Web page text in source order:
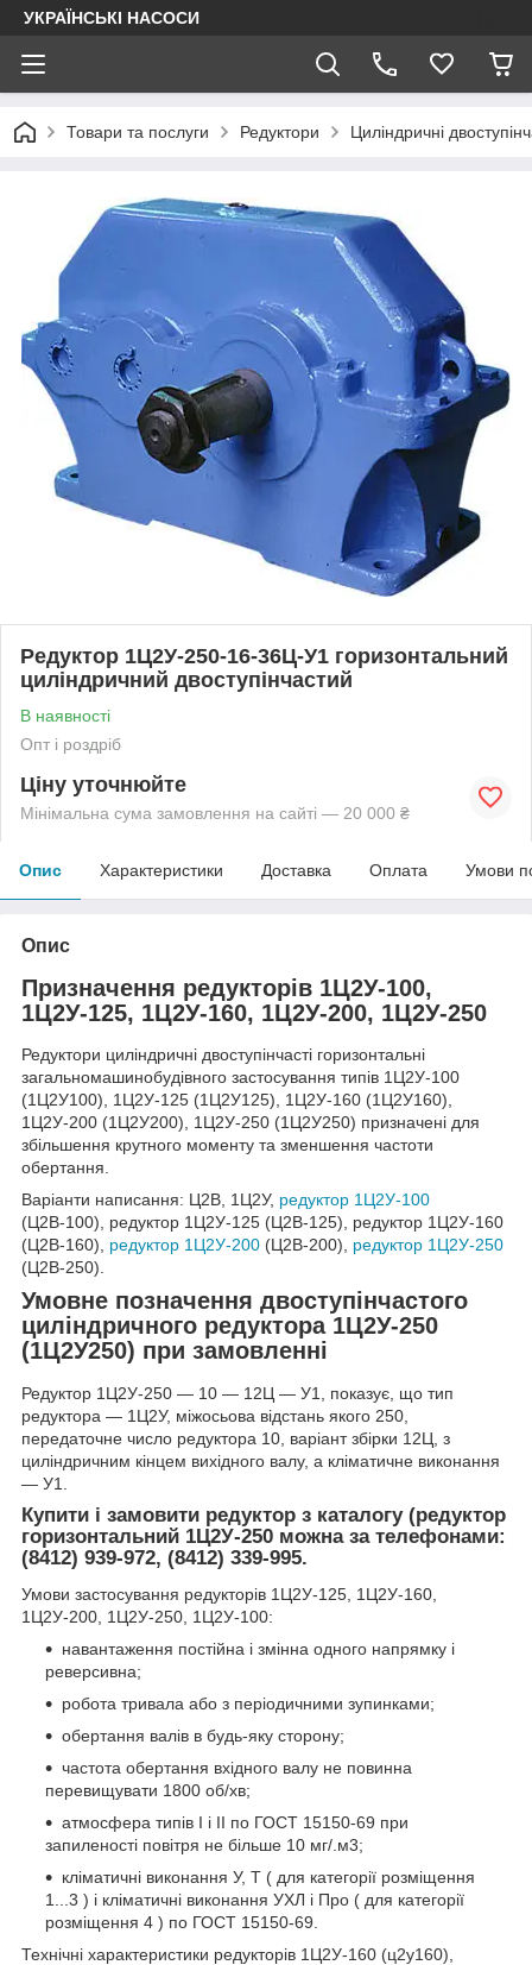
УКРАЇНСЬКІ НАСОСИ
Товари та послуги Редуктори Циліндричні
Редуктор 1Ц2У-250-16-36Ц-У1 горизонтальний
циліндричний двоступінчастий
В наявності
Опт і роздріб
Ціну уточнюйте
Мінімальна сума замовлення на сайті — 20 000 ₴
Опис Характеристики Доставка Оплата Умови
Опис
Призначення редукторів 1Ц2У-100,
1Ц2У-125, 1Ц2У-160, 1Ц2У-200, 1Ц2У-250
Редуктори циліндричні двоступінчасті горизонтальні
загальномашинобудівного застосування типів 1Ц2У-100
(1Ц2У100), 1Ц2У-125 (1Ц2У125), 1Ц2У-160 (1Ц2У160),
1Ц2У-200 (1Ц2У200), 1Ц2У-250 (1Ц2У250) призначені для
збільшення крутного моменту та зменшення частоти
обертання.
Варіанти написання: Ц2В, 1Ц2У, редуктор 1Ц2У-100
(Ц2В-100), редуктор 1Ц2У-125 (Ц2В-125), редуктор 1Ц2У-160
(Ц2В-160), редуктор 1Ц2У-200 (Ц2В-200), редуктор 1Ц2У-250
(Ц2В-250).
Умовне позначення двоступінчастого
циліндричного редуктора 1Ц2У-250
(1Ц2У250) при замовленні
Редуктор 1Ц2У-250 ― 10 ― 12Ц ― У1, показує, що тип
редуктора ― 1Ц2У, міжосьова відстань якого 250,
передаточне число редуктора 10, варіант збірки 12Ц, з
циліндричним кінцем вихідного валу, а кліматичне виконання
― У1.
Купити і замовити редуктор з каталогу (редуктор
горизонтальний 1Ц2У-250 можна за телефонами:
(8412) 939-972, (8412) 339-995.
Умови застосування редукторів 1Ц2У-125, 1Ц2У-160,
1Ц2У-200, 1Ц2У-250, 1Ц2У-100:
навантаження постійна і змінна одного напрямку і
реверсивна;
робота тривала або з періодичними зупинками;
обертання валів в будь-яку сторону;
частота обертання вхідного валу не повинна
перевищувати 1800 об/хв;
атмосфера типів I і II по ГОСТ 15150-69 при
запиленості повітря не більше 10 мг/.м3;
кліматичні виконання У, Т ( для категорії розміщення
1...3 ) і кліматичні виконання УХЛ і Про ( для категорії
розміщення 4 ) по ГОСТ 15150-69.
Технічні характеристики редукторів 1Ц2У-160 (ц2у160),